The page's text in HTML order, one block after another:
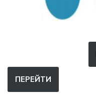
ПЕРЕЙТИ